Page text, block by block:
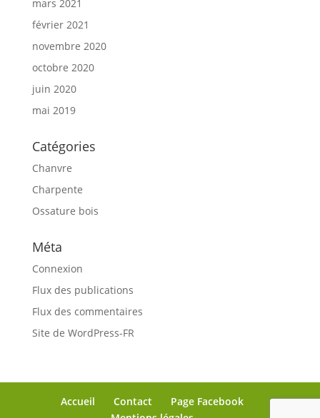
mars 2021
février 2021
novembre 2020
octobre 2020
juin 2020
mai 2019
Catégories
Chanvre
Charpente
Ossature bois
Méta
Connexion
Flux des publications
Flux des commentaires
Site de WordPress-FR
Accueil Contact
Page Facebook